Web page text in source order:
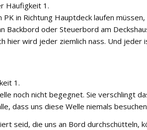
Häufigkeit 1.
in Richtung Hauptdeck laufen
Backbord oder Steuerbord am
hier wird jeder ziemlich nass. Und jeder
1.
noch nicht begegnet. Sie verschlingt
dass uns diese Welle niemals
seid, die uns an Bord durchschütteln,